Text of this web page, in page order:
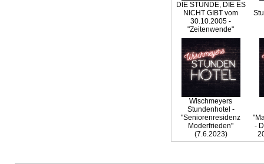
DIE STUNDE, DIE ES
NICHT GIBT vom
30.10.2005 -
"Zeitenwende"
Wischmeyers
Stundenhotel -
"Seniorenresidenz
Moderfrieden"
(7.6.2023)
-